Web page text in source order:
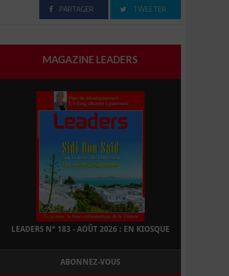
PARTAGER TWEETER
MAGAZINE LEADERS
LEADERS N° 183 - AOÛT 2026 : EN KIOSQUE
ABONNEZ-VOUS